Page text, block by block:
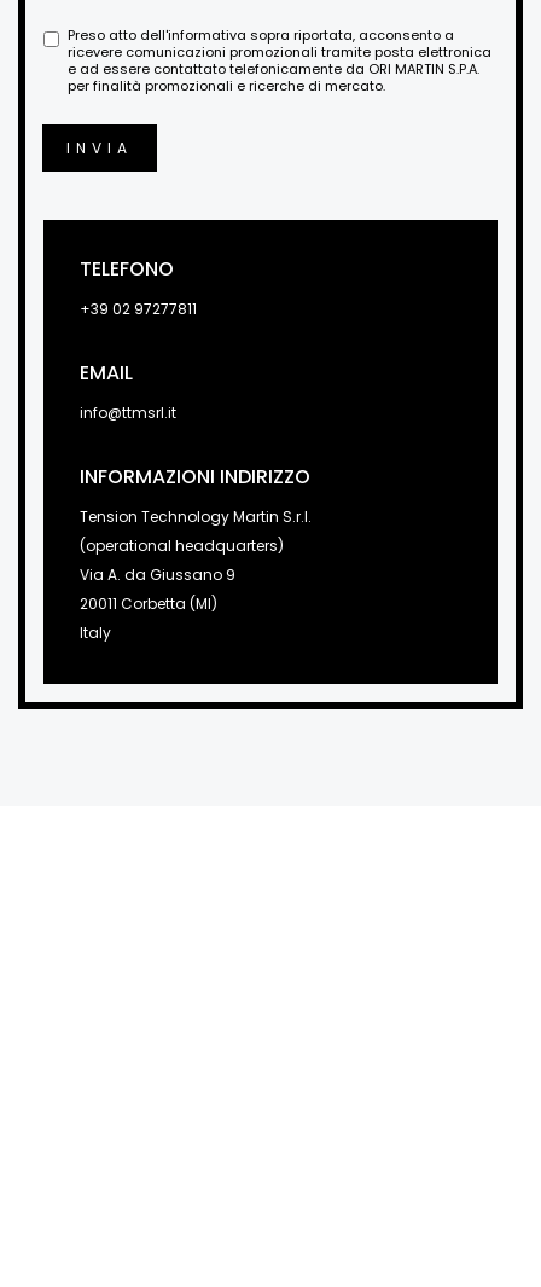
Preso atto dell'informativa sopra riportata, acconsento a
ricevere comunicazioni promozionali tramite posta elettronica
e ad essere contattato telefonicamente da ORI MARTIN S.P.A.
per finalità promozionali e ricerche di mercato.
INVIA
TELEFONO
+39 02 97277811
EMAIL
info@ttmsrl.it
INFORMAZIONI INDIRIZZO
Tension Technology Martin S.r.l.
(operational headquarters)
Via A. da Giussano 9
20011 Corbetta (MI)
Italy